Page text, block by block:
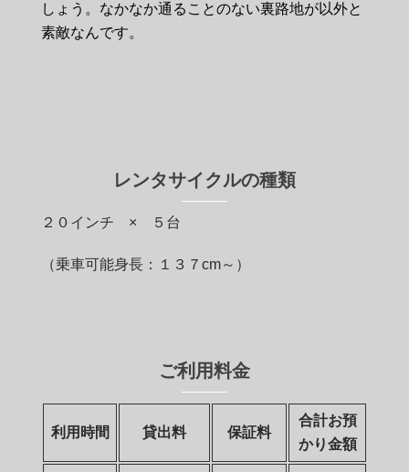
しょう。なかなか通ることのない裏路地が以外と
素敵なんです。
レンタサイクルの種類
２０インチ × ５台
（乗車可能身長：１３７cm～）
ご利用料金
利用時間 貸出料 保証料
合計お預
かり金額